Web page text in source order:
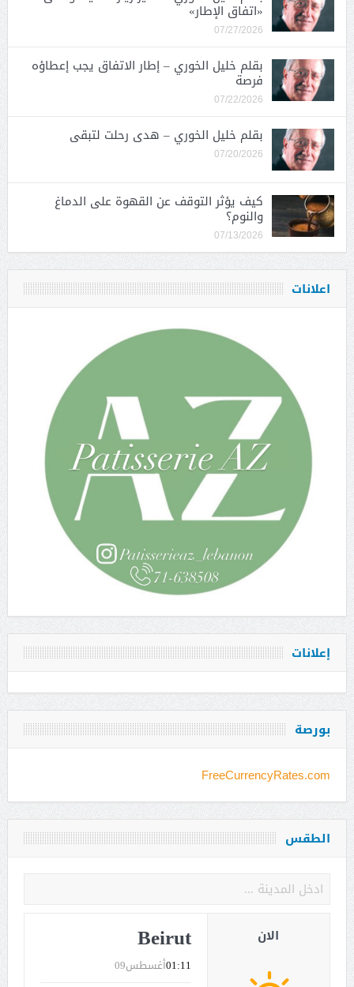
«اتفاق الإطار»
07/27/2026
بقلم خليل الخوري – إطار الاتفاق يجب إعطاؤه
فرصة
07/22/2026
بقلم خليل الخوري – هدى رحلت لتبقى
07/20/2026
كيف يؤثر التوقف عن القهوة على الدماغ
والنوم؟
07/13/2026
اعلانات
إعلانات
بورصة
FreeCurrencyRates.com
الطقس
Beirut
أغسطس0901:11
الان